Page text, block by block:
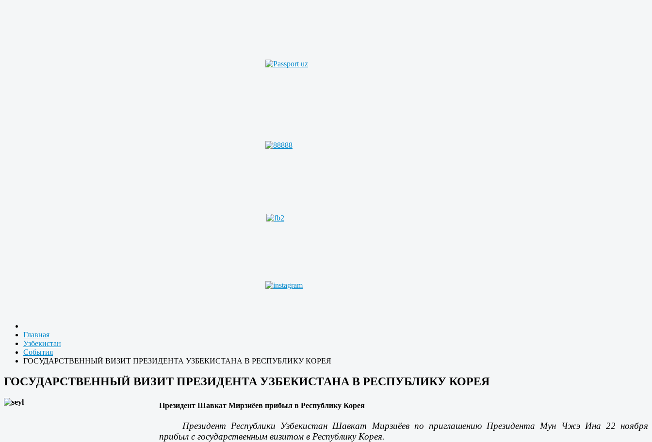
Главная
Узбекистан
События
ГОСУДАРСТВЕННЫЙ ВИЗИТ ПРЕЗИДЕНТА УЗБЕКИСТАНА В РЕСПУБЛИКУ КОРЕЯ
ГОСУДАРСТВЕННЫЙ ВИЗИТ ПРЕЗИДЕНТА УЗБЕКИСТАНА В РЕСПУБЛИКУ КОРЕЯ
Президент Шавкат Мирзиёев прибыл в Республику Корея
Президент Республики Узбекистан Шавкат Мирзиёев по приглашению Президента Мун Чжэ Ина 22 ноября
прибыл с государственным визитом в Республику Корея.